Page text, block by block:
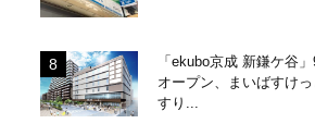
「ekubo京成 新鎌ケ谷
オープン、まいばすけっ
すり...